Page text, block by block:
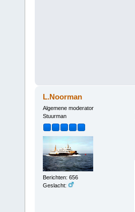
L.Noorman
Algemene moderator
Stuurman
Berichten: 656
Geslacht: